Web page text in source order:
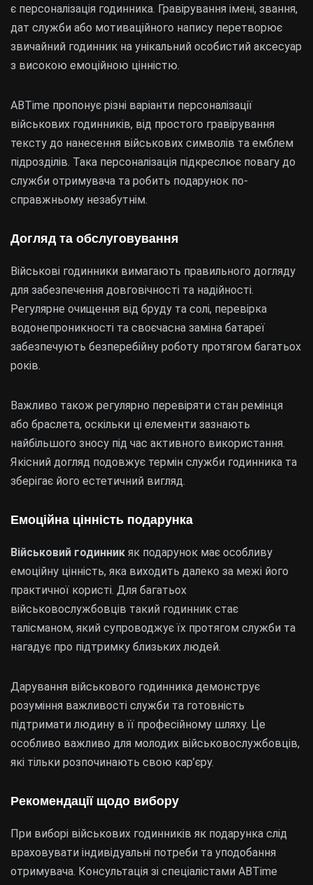
є персоналізація годинника. Гравірування імені, звання,
дат служби або мотиваційного напису перетворює
звичайний годинник на унікальний особистий аксесуар
з високою емоційною цінністю.
ABTime пропонує різні варіанти персоналізації
військових годинників, від простого гравірування
тексту до нанесення військових символів та емблем
підрозділів. Така персоналізація підкреслює повагу до
служби отримувача та робить подарунок по-
справжньому незабутнім.
Догляд та обслуговування
Військові годинники вимагають правильного догляду
для забезпечення довговічності та надійності.
Регулярне очищення від бруду та солі, перевірка
водонепроникності та своєчасна заміна батареї
забезпечують безперебійну роботу протягом багатьох
років.
Важливо також регулярно перевіряти стан ремінця
або браслета, оскільки ці елементи зазнають
найбільшого зносу під час активного використання.
Якісний догляд подовжує термін служби годинника та
зберігає його естетичний вигляд.
Емоційна цінність подарунка
Військовий годинник як подарунок має особливу
емоційну цінність, яка виходить далеко за межі його
практичної користі. Для багатьох
військовослужбовців такий годинник стає
талісманом, який супроводжує їх протягом служби та
нагадує про підтримку близьких людей.
Дарування військового годинника демонструє
розуміння важливості служби та готовність
підтримати людину в її професійному шляху. Це
особливо важливо для молодих військовослужбовців,
які тільки розпочинають свою кар’єру.
Рекомендації щодо вибору
При виборі військових годинників як подарунка слід
враховувати індивідуальні потреби та уподобання
отримувача. Консультація зі спеціалістами ABTime